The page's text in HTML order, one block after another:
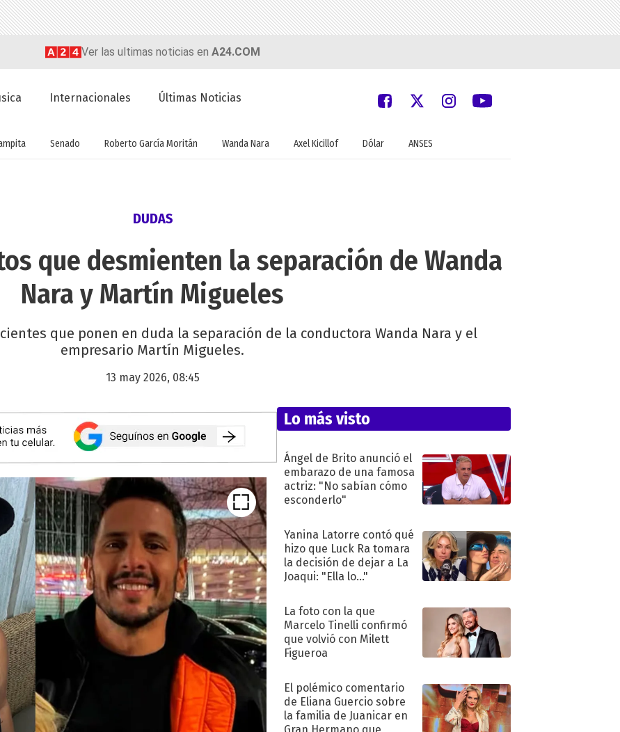
Ver las ultimas noticias en A24.COM
Internacionales Últimas Noticias
Senado Roberto García Moritán Wanda Nara Axel Kicillof Dólar ANSES
DUDAS
que desmienten la separación de Wanda
Nara y Martín Migueles
que ponen en duda la separación de la conductora Wanda Nara y el
empresario Martín Migueles.
13 may 2026, 08:45
Lo más visto
Ángel de Brito anunció el
embarazo de una famosa
actriz: "No sabían cómo
esconderlo"
Yanina Latorre contó qué
hizo que Luck Ra tomara
la decisión de dejar a La
Joaqui: "Ella lo..."
La foto con la que
Marcelo Tinelli confirmó
que volvió con Milett
Figueroa
El polémico comentario
de Eliana Guercio sobre
la familia de Juanicar en